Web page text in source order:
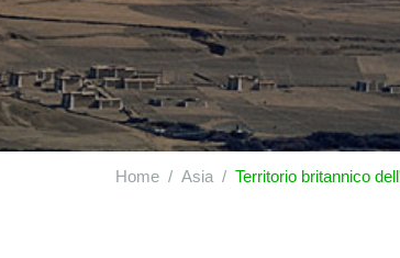
Home Asia Territorio britannico